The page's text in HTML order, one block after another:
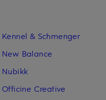
Kennel & Schmenger
New Balance
Nubikk
Officine Creative